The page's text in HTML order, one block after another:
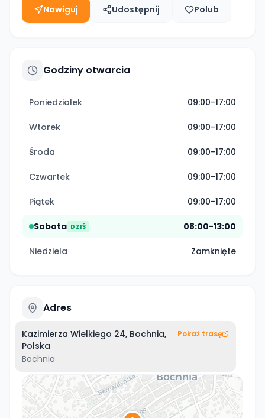
Nawiguj Udostępnij Polub
Godziny otwarcia
Poniedziałek 09:00-17:00
Wtorek 09:00-17:00
Środa 09:00-17:00
Czwartek 09:00-17:00
Piątek 09:00-17:00
Sobota DZIŚ 08:00-13:00
Niedziela Zamknięte
Adres
Kazimierza Wielkiego 24, Bochnia,
Polska
Bochnia
Pokaż trasę